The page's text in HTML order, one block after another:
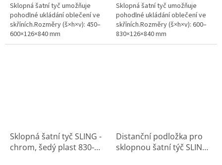
Sklopná šatní tyč umožňuje
pohodlné ukládání oblečení ve
skříních.Rozměry (š×h×v): 450–
600×126×840 mm
Sklopná šatní tyč umožňuje
pohodlné ukládání oblečení ve
skříních.Rozměry (š×h×v): 600–
830×126×840 mm
Sklopná šatní tyč SLING -
chrom, šedý plast 830-
Distanční podložka pro
sklopnou šatní týč SLING